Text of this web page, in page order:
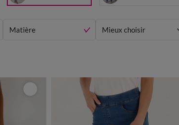
Matière Mieux choisir